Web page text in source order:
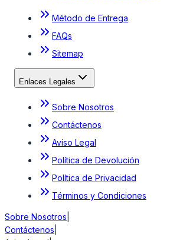
Método de Entrega
FAQs
Sitemap
Enlaces Legales
Sobre Nosotros
Contáctenos
Aviso Legal
Política de Devolución
Política de Privacidad
Términos y Condiciones
Sobre Nosotros
Contáctenos